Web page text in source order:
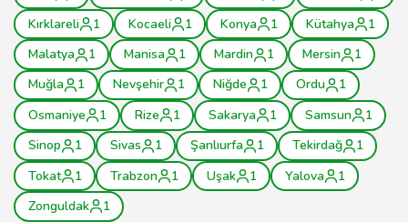
Kırklareli
1 Kocaeli 1 Konya 1 Kütahya
1
Malatya
1 Manisa 1 Mardin 1 Mersin
1
Muğla
1 Nevşehir 1 Niğde 1 Ordu
1
Osmaniye
1 Rize 1 Sakarya 1 Samsun
1
Sinop
1 Sivas 1 Şanlıurfa 1 Tekirdağ
1
Tokat
1 Trabzon 1 Uşak 1 Yalova
1
Zonguldak
1